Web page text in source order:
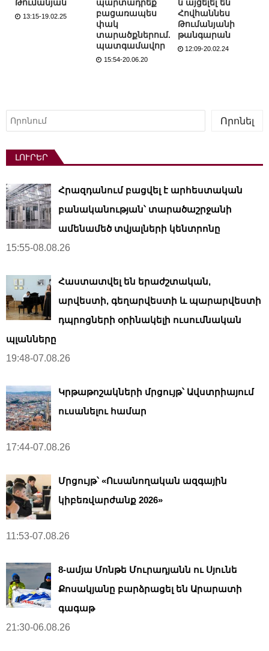
Թումանյան
13:15-19.02.25
պարտադրեք
բացառապես
փակ
տարածքներում.
պատգամավոր
15:54-20.06.20
ն այցելել են
Հովհաննես
Թումանյանի
թանգարան
12:09-20.02.24
Որոնել
Որոնել
ԼՈՒՐԵՐ
Հրազդանում բացվել է արհեստական ​​
բանականության՝ տարածաշրջանի
ամենամեծ տվյալների կենտրոնը
15:55-08.08.26
Հաստատվել են երաժշտական,
արվեստի, գեղարվեստի և պարարվեստի
դպրոցների օրինակելի ուսումնական
պլանները
19:48-07.08.26
Կրթաթոշակների մրցույթ՝ Ավստրիայում
ուսանելու համար
17:44-07.08.26
Մրցույթ՝ «Ուսանողական ազգային
կիբեռվարժանք 2026»
11:53-07.08.26
8-ամյա Մոնթե Մուրադյանն ու Սյունե
Քոսակյանը բարձրացել են Արարատի
գագաթ
21:30-06.08.26